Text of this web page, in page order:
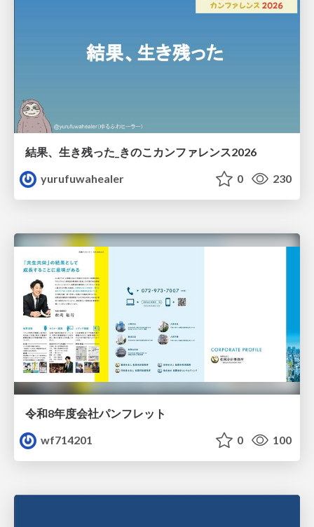
結果、生き残った_きのこカンファレンス2026
yurufuwahealer
0 230
令和8年度会社パンフレット
wf714201
0 100